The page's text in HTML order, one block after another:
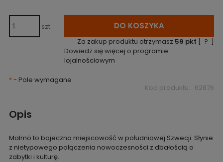
szt. DO KOSZYKA
Za zakup produktu otrzymasz 59 pkt [ ? ]
Dowiedz się więcej o programie
lojalnościowym
*- Pole wymagane
Kod produktu: 62876
Opis
Malmö to bajeczna miejscowość w południowej Szwecji. Słynie
z nietypowego połączenia nowoczesności z dbałością o
zabytki i kulturę.